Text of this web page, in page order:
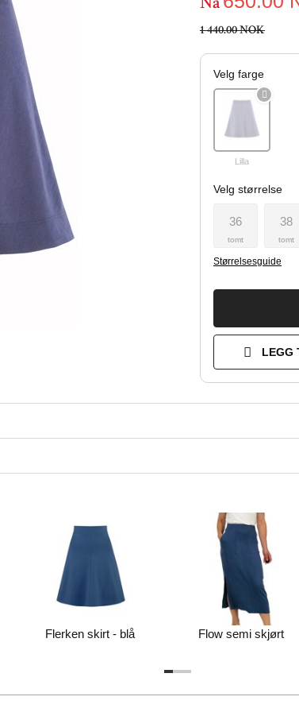
Nå
1 440.00 NOK
Velg farge
Lilla
Velg størrelse
36
tomt
38
tomt
Størrelsesguide
LEGG
Flerken skirt - blå Flow semi skjørt